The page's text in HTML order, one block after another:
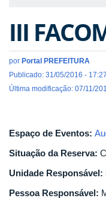
III
por Portal PREFEITURA
Publicado: 31/05/2016 - 17:27
Última modificação: 07/11/
Espaço de Eventos:
Situação da Reserva:
Unidade Responsável:
Pessoa Responsável: